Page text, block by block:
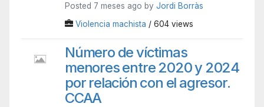
Posted 7 meses ago by Jordi Borràs
Violencia machista / 604 views
Número de víctimas
menores entre 2020 y 2024
por relación con el agresor.
CCAA